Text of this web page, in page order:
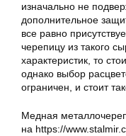
изначально не
дополнительное
все равно
черепицу из такого
характеристик, то
однако выбор
ограничен, и стоит
Медная
на https://